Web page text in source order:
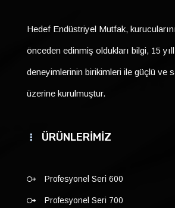
Hedef Endüstriyel Mutfak,
önceden edinmiş oldukları bilgi, 15
deneyimlerinin birikimleri ile güçlü ve
üzerine kurulmuştur.
ÜRÜNLERİMİZ
Profesyonel Seri 600
Profesyonel Seri 700